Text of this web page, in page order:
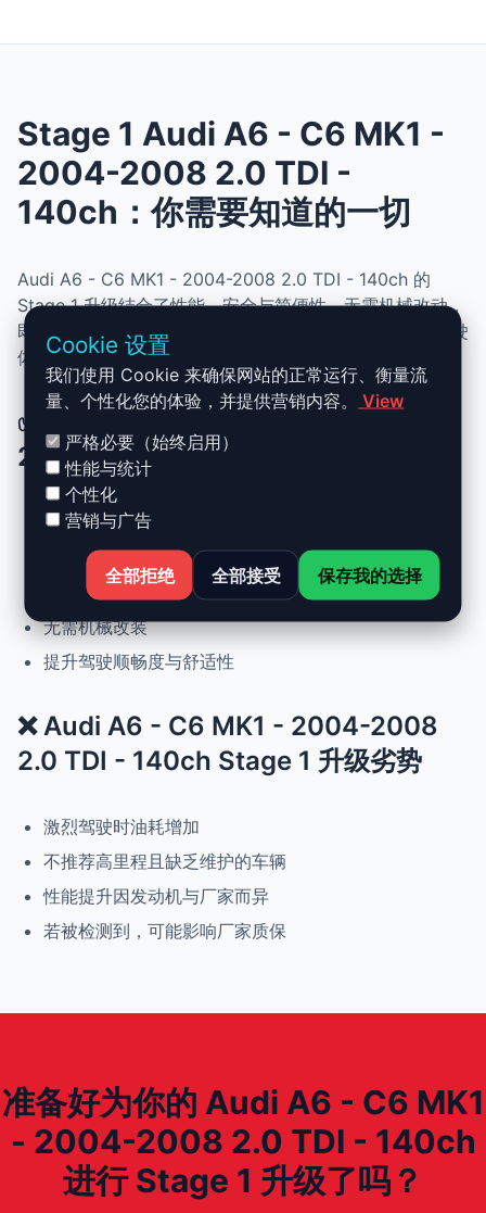
Stage 1 Audi A6 - C6 MK1 -
2004-2008 2.0 TDI -
140ch：你需要知道的一切
Audi A6 - C6 MK1 - 2004-2008 2.0 TDI - 140ch 的
Stage 1 升级结合了性能、安全与简便性。无需机械改动，
即可提升动力、扭矩并优化油耗。非常适合追求更灵敏驾驶
体验且希望保持原厂可靠性的车主。
✅ Audi A6 - C6 MK1 - 2004-2008
2.0 TDI - 140ch Stage 1 升级优势
动力提升高达 +30%，扭矩提升 +25%
正常驾驶下优化油耗
可随时恢复原厂设置
无需机械改装
提升驾驶顺畅度与舒适性
❌ Audi A6 - C6 MK1 - 2004-2008
2.0 TDI - 140ch Stage 1 升级劣势
激烈驾驶时油耗增加
不推荐高里程且缺乏维护的车辆
性能提升因发动机与厂家而异
若被检测到，可能影响厂家质保
准备好为你的 Audi A6 - C6 MK1
- 2004-2008 2.0 TDI - 140ch
进行 Stage 1 升级了吗？
Cookie 设置
我们使用 Cookie 来确保网站的正常运行、衡量流
量、个性化您的体验，并提供营销内容。
View
严格必要（始终启用）
性能与统计
个性化
营销与广告
全部拒绝 全部接受 保存我的选择